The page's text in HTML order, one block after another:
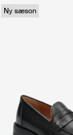
Ny sæson